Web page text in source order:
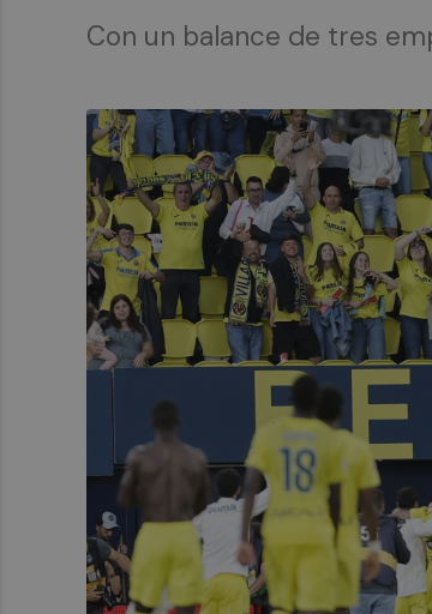
Con un balance de tres